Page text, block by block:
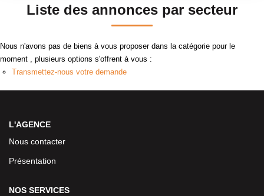
NOTRE AGENCE
Type de bien
Surface min
Budget max Plus de critères
Liste des annonces par secteur
Nous n'avons pas de biens à vous proposer dans la catégorie pour le
moment , plusieurs options s'offrent à vous :
Transmettez-nous votre demande
L'AGENCE
Nous contacter
Présentation
NOS SERVICES